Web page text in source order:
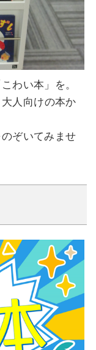
わい本」を。
大人向けの本か
ぞいてみませ